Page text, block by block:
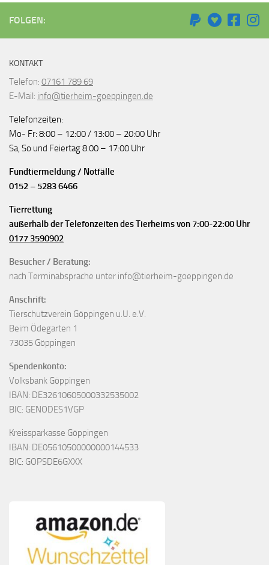
FOLGEN:
KONTAKT
Telefon: 07161 789 69
E-Mail: info@tierheim-goeppingen.de
Telefonzeiten:
Mo- Fr: 8:00 – 12:00 / 13:00 – 20:00 Uhr
Sa, So und Feiertag 8:00 – 17:00 Uhr
Fundtiermeldung / Notfälle
0152 – 5283 6466
Tierrettung
außerhalb der Telefonzeiten des Tierheims von 7:00-22:00 Uhr
0177 3590902
Besucher / Beratung:
nach Terminabsprache unter info@tierheim-goeppingen.de
Anschrift:
Tierschutzverein Göppingen u.U. e.V.
Beim Ödegarten 1
73035 Göppingen
Spendenkonto:
Volksbank Göppingen
IBAN: DE32610605000332535002
BIC: GENODES1VGP
Kreissparkasse Göppingen
IBAN: DE05610500000000144533
BIC: GOPSDE6GXXX